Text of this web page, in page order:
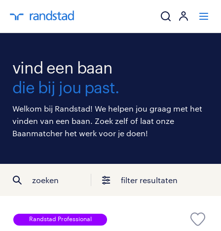
mijn carrière
over randstad
vind een baan
die bij jou past.
Welkom bij Randstad! We helpen jou graag met het
vinden van een baan. Zoek zelf of laat onze
Baanmatcher het werk voor je doen!
zoeken filter resultaten
Randstad Professional